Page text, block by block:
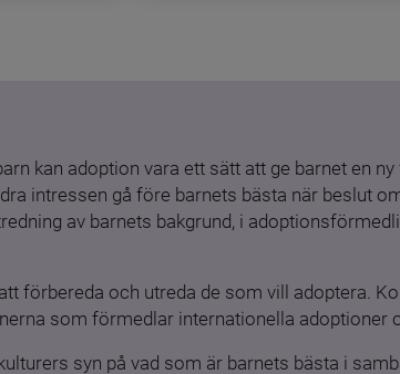
kan adoption vara ett sätt att ge barnet en
intressen gå före barnets bästa när beslut
av barnets bakgrund, i
förbereda och utreda de som vill adoptera.
som förmedlar internationella adoptioner
syn på vad som är barnets bästa i